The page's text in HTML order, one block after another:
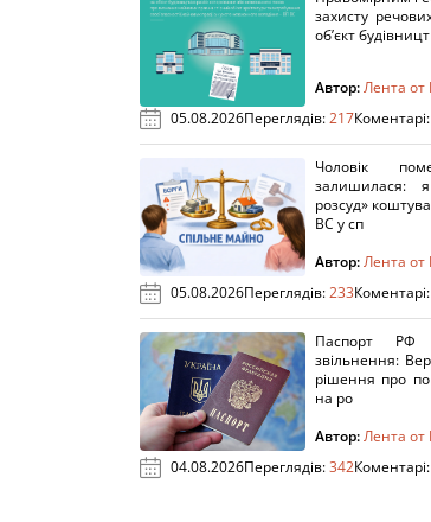
захисту
об’єкт
Автор:Лента от
05.08.2026Переглядів:217Коментарі:
Чоловік
залишилася:
розсуд»
ВС у сп
Автор:Лента от
05.08.2026Переглядів:233Коментарі:
Паспорт РФ
звільнення:
рішення про
на ро
Автор:Лента от
04.08.2026Переглядів:342Коментарі: